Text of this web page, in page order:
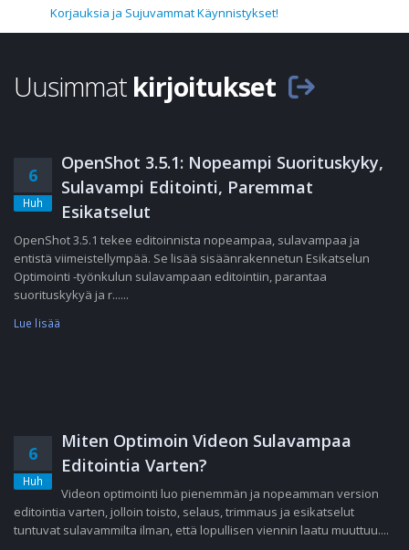
Korjauksia ja Sujuvammat Käynnistykset!
Uusimmat kirjoitukset
6
Huh
OpenShot 3.5.1: Nopeampi Suorituskyky,
Sulavampi Editointi, Paremmat
Esikatselut
OpenShot 3.5.1 tekee editoinnista nopeampaa, sulavampaa ja
entistä viimeistellympää. Se lisää sisäänrakennetun Esikatselun
Optimointi -työnkulun sulavampaan editointiin, parantaa
suorituskykyä ja r......
Lue lisää
6
Huh
Miten Optimoin Videon Sulavampaa
Editointia Varten?
Videon optimointi luo pienemmän ja nopeamman version
editointia varten, jolloin toisto, selaus, trimmaus ja esikatselut
tuntuvat sulavammilta ilman, että lopullisen viennin laatu muuttuu....